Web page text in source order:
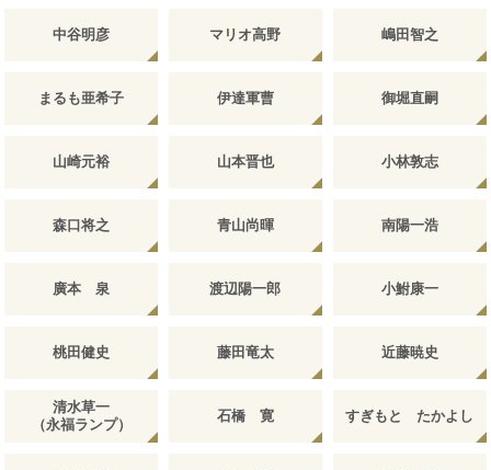
中谷明彦 マリオ高野 嶋田智之
まるも亜希子 伊達軍曹 御堀直嗣
山崎元裕 山本晋也 小林敦志
森口将之 青山尚暉 南陽一浩
廣本 泉 渡辺陽一郎 小鮒康一
桃田健史 藤田竜太 近藤暁史
清水草一
（永福ランプ）
石橋 寛 すぎもと たかよし